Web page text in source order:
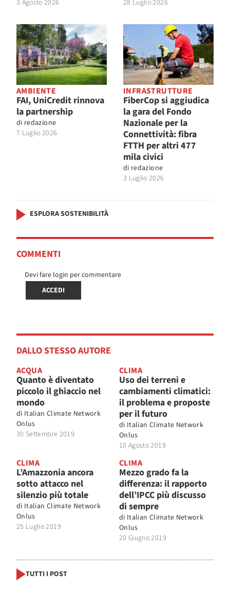
3 Agosto 2026
28 Luglio 2026
AMBIENTE
FAI, UniCredit rinnova
la partnership
di redazione
7 Luglio 2026
INFRASTRUTTURE
FiberCop si aggiudica
la gara del Fondo
Nazionale per la
Connettività: fibra
FTTH per altri 477
mila civici
di redazione
3 Luglio 2026
ESPLORA SOSTENIBILITÀ
COMMENTI
Devi fare login per commentare
ACCEDI
DALLO STESSO AUTORE
ACQUA
Quanto è diventato
piccolo il ghiaccio nel
mondo
di Italian Climate Network
Onlus
30 Settembre 2019
CLIMA
Uso dei terreni e
cambiamenti climatici:
il problema e proposte
per il futuro
di Italian Climate Network
Onlus
10 Agosto 2019
CLIMA
L’Amazzonia ancora
sotto attacco nel
silenzio più totale
di Italian Climate Network
Onlus
25 Luglio 2019
CLIMA
Mezzo grado fa la
differenza: il rapporto
dell’IPCC più discusso
di sempre
di Italian Climate Network
Onlus
20 Giugno 2019
TUTTI I POST